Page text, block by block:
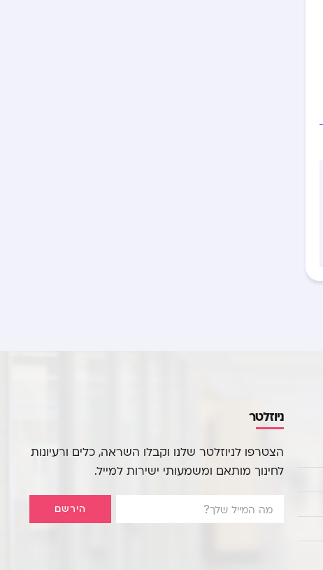
ניוזלטר
הצטרפו לניוזלטר שלנו וקבלו השראה, כלים ורעיונות
לחינוך מותאם ומשמעותי ישירות למייל.
הירשם